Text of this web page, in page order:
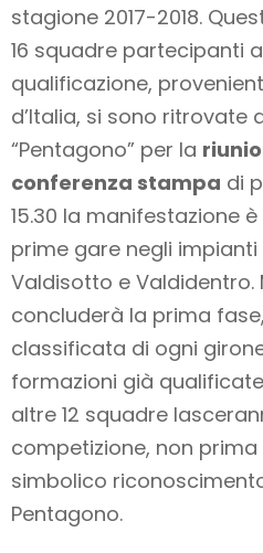
stagione 2017-2018.
16 squadre partecipanti
qualificazione,
d’Italia, si sono ritrovate
“Pentagono” per la
conferenza stampa di
15.30 la manifestazione
prime gare negli impianti
Valdisotto e Valdidentro.
concluderà la prima
classificata di ogni
formazioni già
altre 12 squadre
competizione, non
simbolico
Pentagono.